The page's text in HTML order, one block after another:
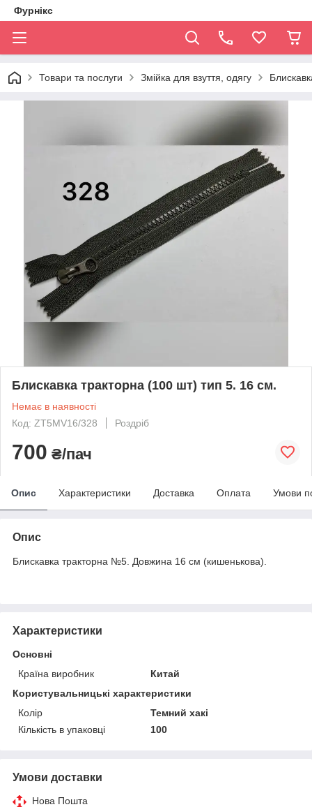
Фурнікс
Товари та послуги Змійка для взуття, одягу
Блискавка тракторна (100 шт) тип 5. 16 см.
Немає в наявності
Код: ZT5MV16/328
Роздріб
700 ₴/пач
Опис Характеристики Доставка Оплата Умови
Опис
Блискавка тракторна №5. Довжина 16 см (кишенькова).
Характеристики
Основні
Країна виробник
Китай
Користувальницькі характеристики
Колір
Темний хакі
Кількість в упаковці
100
Умови доставки
Нова Пошта